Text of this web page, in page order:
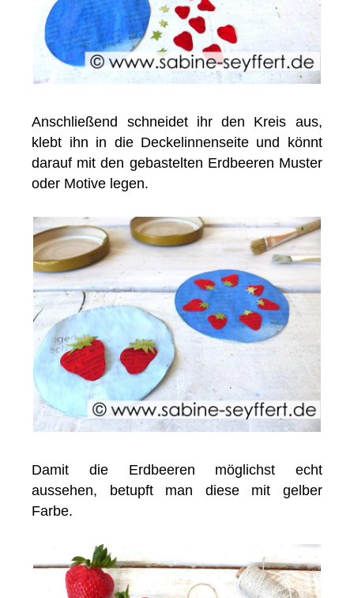
Anschließend schneidet ihr den Kreis aus,
klebt ihn in die Deckelinnenseite und könnt
darauf mit den gebastelten Erdbeeren Muster
oder Motive legen.
Damit die Erdbeeren möglichst echt
aussehen, betupft man diese mit gelber
Farbe.